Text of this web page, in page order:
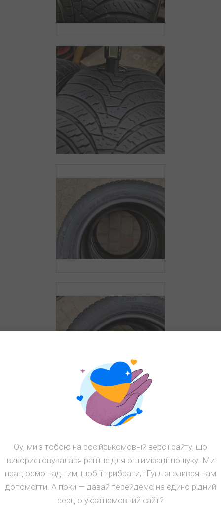
ПОХОЖИЕ
ТОВАРЫ
Оу, ми з тобою на російськомовній версії сайту, що
використовувалася раніше для оптимізації пошуку. Ми
працюємо над тим, щоб її прибрати, і Гугл згодився нам
допомогти. А поки — давай перейдемо на єдино рідний
серцю україномовний сайт?